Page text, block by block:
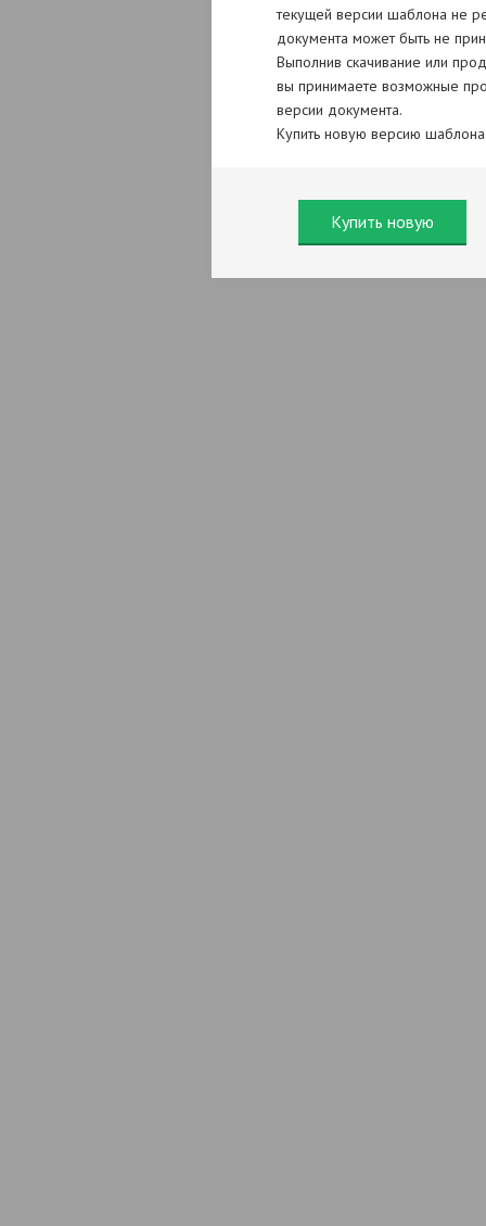
текущей версии шаблона не
документа может быть не
Выполнив скачивание или
вы принимаете возможные
версии документа.
Купить новую версию
Купить новую